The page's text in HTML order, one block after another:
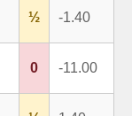
½ -1.40
0 -11.00